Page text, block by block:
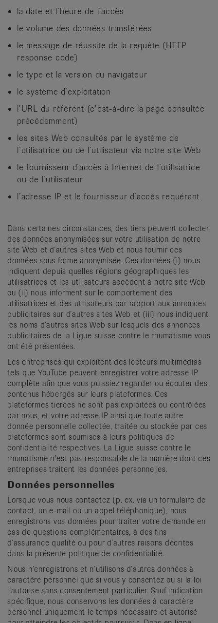
la date et l’heure de l’accès
le volume des données transférées
le message de réussite de la requête (HTTP
response code)
le type et la version du navigateur
le système d’exploitation
l’URL du référent (c’est-à-dire la page consultée
précédemment)
les sites Web consultés par le système de
l’utilisatrice ou de l’utilisateur via notre site Web
le fournisseur d’accès à Internet de l’utilisatrice
ou de l’utilisateur
l’adresse IP et le fournisseur d’accès requérant
Dans certaines circonstances, des tiers peuvent collecter
des données anonymisées sur votre utilisation de notre
site Web et d’autres sites Web et nous fournir ces
données sous forme anonymisée. Ces données (i) nous
indiquent depuis quelles régions géographiques les
utilisatrices et les utilisateurs accèdent à notre site Web
ou (ii) nous informent sur le comportement des
utilisatrices et des utilisateurs par rapport aux annonces
publicitaires sur d’autres sites Web et (iii) nous indiquent
les noms d’autres sites Web sur lesquels des annonces
publicitaires de la Ligue suisse contre le rhumatisme vous
ont été présentées.
Les entreprises qui exploitent des lecteurs multimédias
tels que YouTube peuvent enregistrer votre adresse IP
complète afin que vous puissiez regarder ou écouter des
contenus hébergés sur leurs plateformes. Ces
plateformes tierces ne sont pas exploitées ou contrôlées
par nous, et votre adresse IP ainsi que toute autre
donnée personnelle collectée, traitée ou stockée par ces
plateformes sont soumises à leurs politiques de
confidentialité respectives. La Ligue suisse contre le
rhumatisme n’est pas responsable de la manière dont ces
entreprises traitent les données personnelles.
Données personnelles
Lorsque vous nous contactez (p. ex. via un formulaire de
contact, un e-mail ou un appel téléphonique), nous
enregistrons vos données pour traiter votre demande en
cas de questions complémentaires, à des fins
d’assurance qualité ou pour d’autres raisons décrites
dans la présente politique de confidentialité.
Nous n’enregistrons et n’utilisons d’autres données à
caractère personnel que si vous y consentez ou si la loi
l’autorise sans consentement particulier. Sauf indication
spécifique, nous conservons les données à caractère
personnel uniquement le temps nécessaire et autorisé